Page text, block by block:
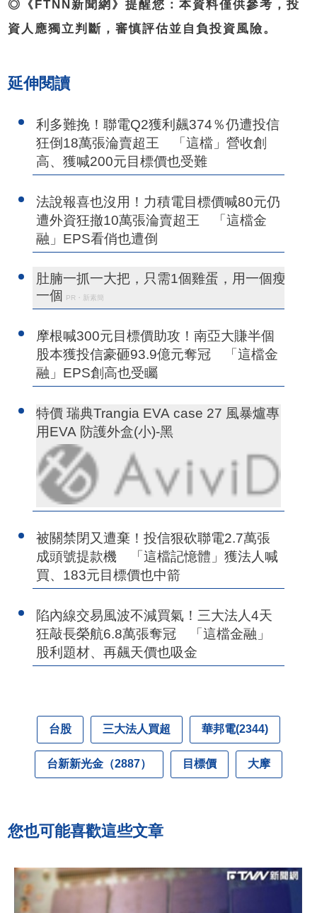
◎《FTNN新聞網》提醒您：本資料僅供參考，投
資人應獨立判斷，審慎評估並自負投資風險。
延伸閱讀
利多難挽！聯電Q2獲利飆374％仍遭投信
狂倒18萬張淪賣超王 「這檔」營收創
高、獲喊200元目標價也受難
法說報喜也沒用！力積電目標價喊80元仍
遭外資狂撤10萬張淪賣超王 「這檔金
融」EPS看俏也遭倒
肚腩一抓一大把，只需1個雞蛋，用一個瘦
一個
PR・新素簡
摩根喊300元目標價助攻！南亞大賺半個
股本獲投信豪砸93.9億元奪冠 「這檔金
融」EPS創高也受矚
特價 瑞典Trangia EVA case 27 風暴爐專
用EVA 防護外盒(小)-黑
被關禁閉又遭棄！投信狠砍聯電2.7萬張
成頭號提款機 「這檔記憶體」獲法人喊
買、183元目標價也中箭
陷內線交易風波不減買氣！三大法人4天
狂敲長榮航6.8萬張奪冠 「這檔金融」
股利題材、再飆天價也吸金
台股 三大法人買超 華邦電(2344)
台新新光金（2887） 目標價 大摩
您也可能喜歡這些文章